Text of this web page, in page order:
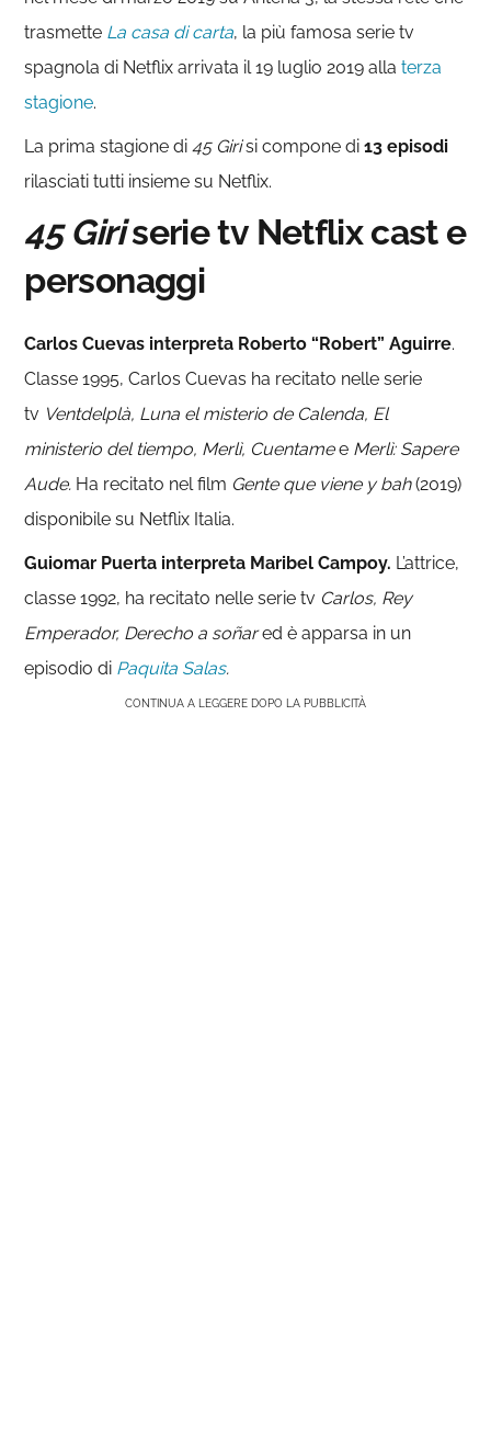
trasmette La casa di carta, la più famosa serie tv
spagnola di Netflix arrivata il 19 luglio 2019 allaterza
stagione.
La prima stagione di45 Girisi compone di13 episodi
rilasciati tutti insieme su Netflix.
45 Giriserie tv Netflix cast e
personaggi
Carlos Cuevas interpreta Roberto “Robert” Aguirre.
Classe 1995, Carlos Cuevas ha recitato nelle serie
tv Ventdelplà, Luna el misterio de Calenda, El
ministerio del tiempo, Merlì, Cuentamee Merlì: Sapere
Aude. Ha recitato nel film Gente que viene y bah(2019)
disponibile su Netflix Italia.
Guiomar Puerta interpreta Maribel Campoy. L’attrice,
classe 1992, ha recitato nelle serie tv Carlos, Rey
Emperador, Derecho a soñared è apparsa in un
episodio di Paquita Salas.
CONTINUA A LEGGERE DOPO LA PUBBLICITÀ